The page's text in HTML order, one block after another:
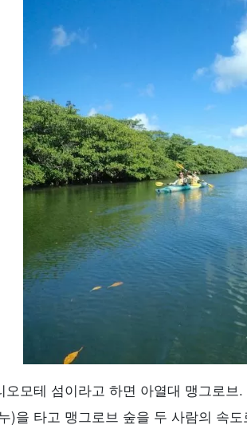
오모테 섬이라고 하면 아열대 맹그로
)을 타고 맹그로브 숲을 두 사람의 속